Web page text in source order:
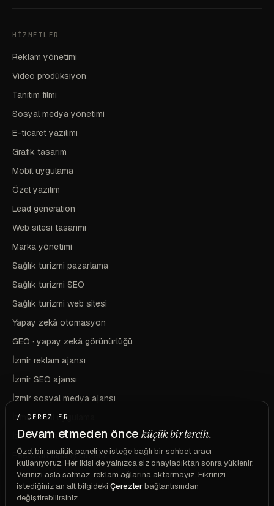
HIZMETLER
Reklam yönetimi
Video prodüksiyon
Tanıtım filmi
Sosyal medya yönetimi
E-ticaret yazılımı
Grafik tasarım
Mobil uygulama
Özel yazılım
Lead generation
Web sitesi tasarımı
Marka yönetimi
Sağlık turizmi pazarlama
Sağlık turizmi SEO
Sağlık turizmi web sitesi
Yapay zekâ otomasyon
GEO · yapay zekâ görünürlüğü
İzmir reklam ajansı
İzmir SEO ajansı
İzmir sosyal medya ajansı
İzmir mobil uygulama
İzmir marka ve kimlik
Restoran sipariş sistemi
/ ÇEREZLER
Devam etmeden önceküçük bir tercih.
Özel bir analitik paneli ve isteğe bağlı bir sohbet aracı
kullanıyoruz. Her ikisi de yalnızca siz onayladıktan sonra yüklenir.
Verinizi asla satmaz, reklam ağlarına aktarmayız. Fikrinizi
istediğiniz an alt bilgideki Çerezlerbağlantısından
değiştirebilirsiniz.